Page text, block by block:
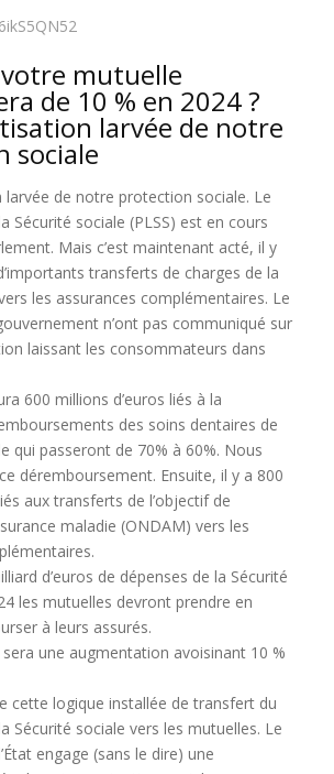
mutuelle
de 10 % en 2024 ?
larvée de notre
sociale
larvée de notre protection sociale. Le
Sécurité sociale (PLSS) est en cours
Mais c’est maintenant acté, il y
transferts de charges de la
les assurances complémentaires. Le
n’ont pas communiqué sur
laissant les consommateurs dans
600 millions d’euros liés à la
des soins dentaires de
qui passeront de 70% à 60%. Nous
déremboursement. Ensuite, il y a 800
aux transferts de l’objectif de
maladie (ONDAM) vers les
d’euros de dépenses de la Sécurité
les mutuelles devront prendre en
à leurs assurés.
une augmentation avoisinant 10 %
cette logique installée de transfert du
Sécurité sociale vers les mutuelles. Le
engage (sans le dire) une